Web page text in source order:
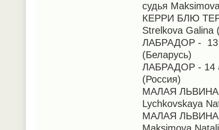
судья
КЕРРИ БЛЮ
Strelkova Galina
ЛАБРАДОР - 13
(Беларусь)
ЛАБРАДОР - 14
(Россия)
МАЛАЯ
Lychkovskaya
МАЛАЯ